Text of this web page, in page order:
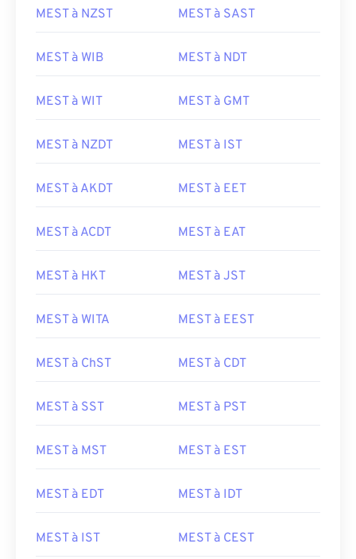
MEST à NZST MEST à SAST
MEST à WIB MEST à NDT
MEST à WIT MEST à GMT
MEST à NZDT MEST à IST
MEST à AKDT MEST à EET
MEST à ACDT MEST à EAT
MEST à HKT MEST à JST
MEST à WITA MEST à EEST
MEST à ChST MEST à CDT
MEST à SST MEST à PST
MEST à MST MEST à EST
MEST à EDT MEST à IDT
MEST à IST MEST à CEST